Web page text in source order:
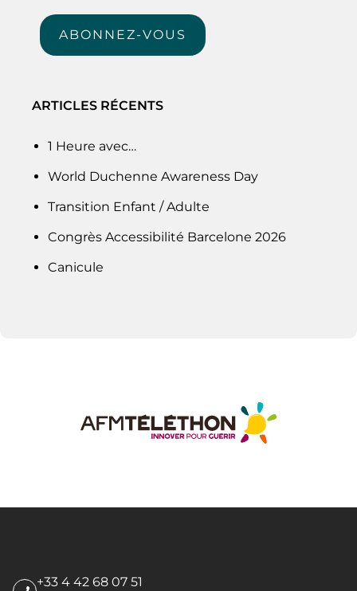
mail
ABONNEZ-VOUS
ARTICLES RÉCENTS
1 Heure avec…
World Duchenne Awareness Day
Transition Enfant / Adulte
Congrès Accessibilité Barcelone 2026
Canicule
+33 4 42 68 07 51